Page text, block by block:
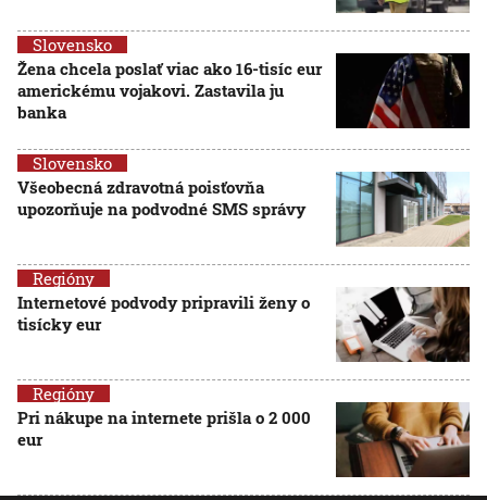
Slovensko
Žena chcela poslať viac ako 16-tisíc eur
americkému vojakovi. Zastavila ju
banka
Slovensko
Všeobecná zdravotná poisťovňa
upozorňuje na podvodné SMS správy
Regióny
Internetové podvody pripravili ženy o
tisícky eur
Regióny
Pri nákupe na internete prišla o 2 000
eur